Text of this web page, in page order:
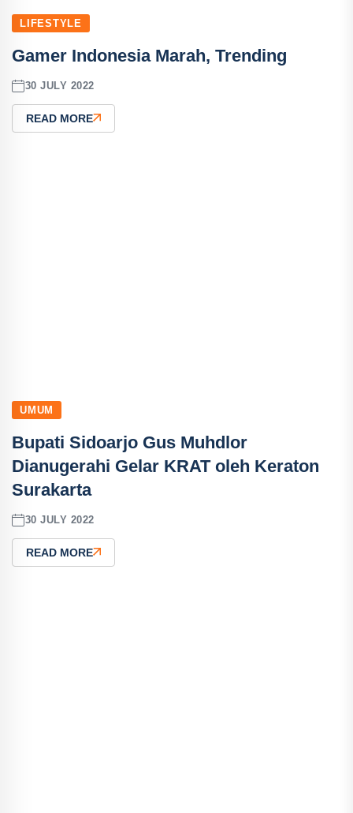
LIFESTYLE
Gamer Indonesia Marah, Trending
30 JULY 2022
READ MORE
UMUM
Bupati Sidoarjo Gus Muhdlor
Dianugerahi Gelar KRAT oleh Keraton
Surakarta
30 JULY 2022
READ MORE